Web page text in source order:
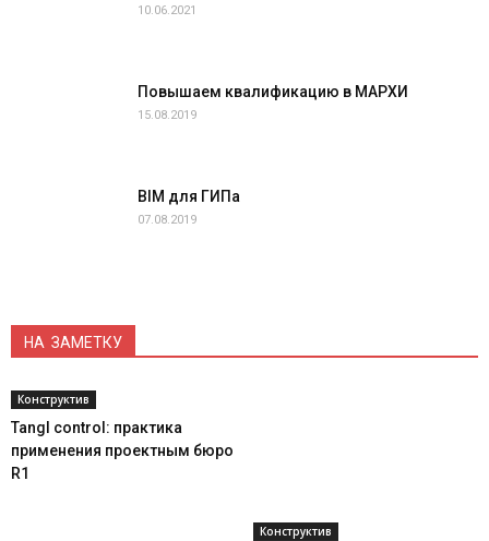
10.06.2021
Повышаем квалификацию в МАРХИ
15.08.2019
BIM для ГИПа
07.08.2019
НА ЗАМЕТКУ
Конструктив
Tangl control: практика
применения проектным бюро
R1
Конструктив